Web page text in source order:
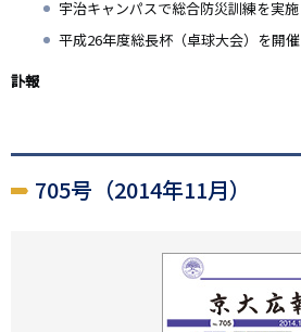
宇治キャンパスで総合防災訓練を実施
平成26年度総長杯（卓球大会）を開催
訃報
705号（2014年11月）